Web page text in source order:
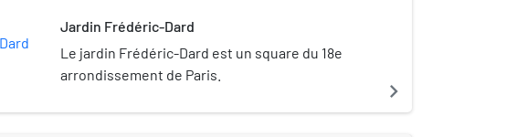
Jardin Frédéric-Dard
Le jardin Frédéric-Dard est un square du 18e
arrondissement de Paris.
navigate_next